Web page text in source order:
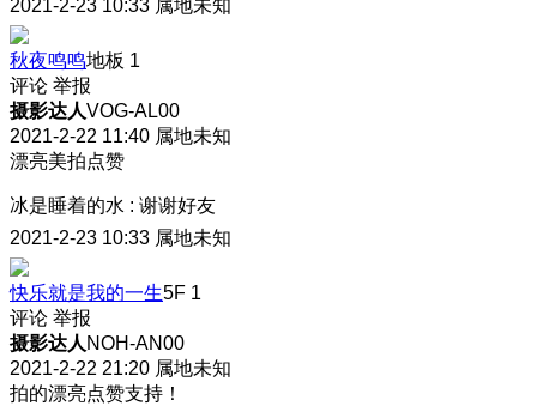
2021-2-23 10:33 属地未知
秋夜鸣鸣地板 1
评论 举报
摄影达人VOG-AL00
2021-2-22 11:40 属地未知
漂亮美拍点赞
冰是睡着的水 : 谢谢好友
2021-2-23 10:33 属地未知
快乐就是我的一生5F 1
评论 举报
摄影达人 NOH-AN00
2021-2-22 21:20 属地未知
拍的漂亮点赞支持！